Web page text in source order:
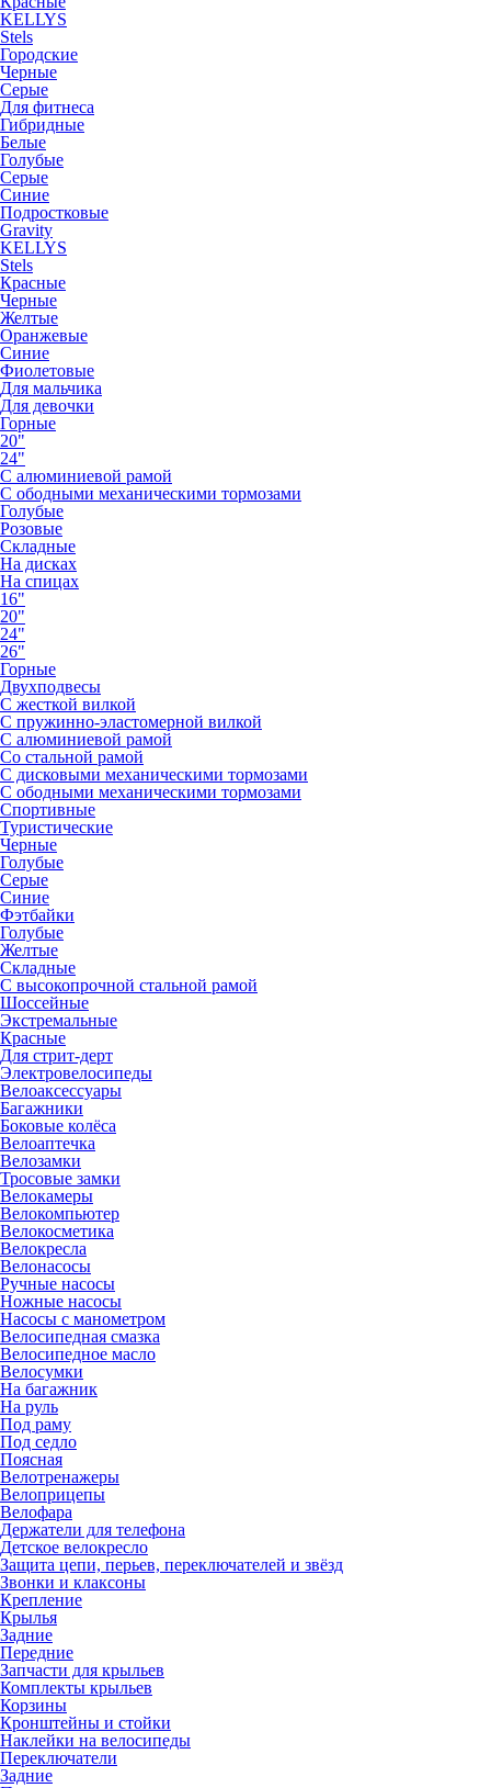
KELLYS
Stels
Городские
Черные
Серые
Для фитнеса
Гибридные
Белые
Голубые
Серые
Синие
Подростковые
Gravity
KELLYS
Stels
Красные
Черные
Желтые
Оранжевые
Синие
Фиолетовые
Для мальчика
Для девочки
Горные
20"
24"
С алюминиевой рамой
С ободными механическими тормозами
Голубые
Розовые
Складные
На дисках
На спицах
16"
20"
24"
26"
Горные
Двухподвесы
С жесткой вилкой
С пружинно-эластомерной вилкой
С алюминиевой рамой
Со стальной рамой
С дисковыми механическими тормозами
С ободными механическими тормозами
Спортивные
Туристические
Черные
Голубые
Серые
Синие
Фэтбайки
Голубые
Желтые
Складные
С высокопрочной стальной рамой
Шоссейные
Экстремальные
Красные
Для стрит-дерт
Электровелосипеды
Велоаксессуары
Багажники
Боковые колёса
Велоаптечка
Велозамки
Тросовые замки
Велокамеры
Велокомпьютер
Велокосметика
Велокресла
Велонасосы
Ручные насосы
Ножные насосы
Насосы с манометром
Велосипедная смазка
Велосипедное масло
Велосумки
На багажник
На руль
Под раму
Под седло
Поясная
Велотренажеры
Велоприцепы
Велофара
Держатели для телефона
Детское велокресло
Защита цепи, перьев, переключателей и звёзд
Звонки и клаксоны
Крепление
Крылья
Задние
Передние
Запчасти для крыльев
Комплекты крыльев
Корзины
Кронштейны и стойки
Наклейки на велосипеды
Переключатели
Задние